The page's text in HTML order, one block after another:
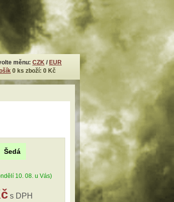
Šedá
10. 08. u Vás)
s DPH
měnu: CZK / EUR
0 ks zboží: 0 Kč